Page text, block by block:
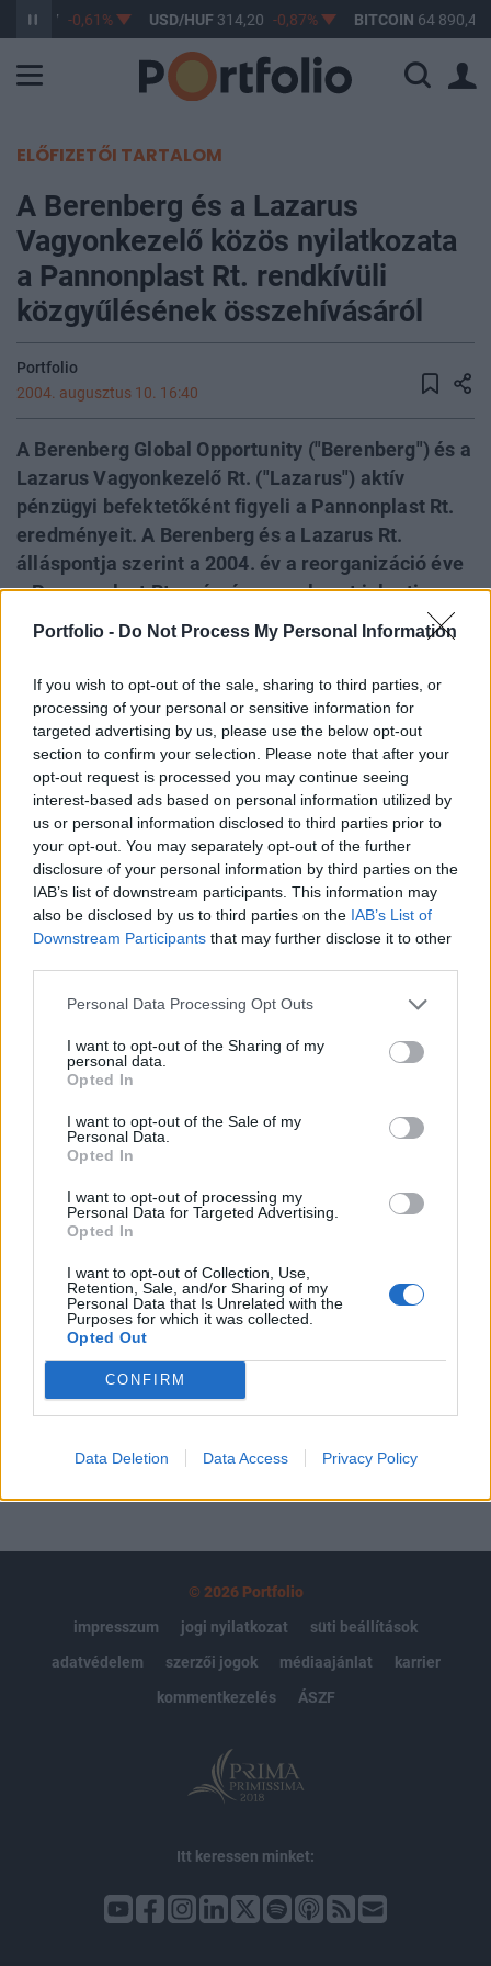
Portfolio - Do Not Process My Personal Information
If you wish to opt-out of the sale, sharing to third parties, or
processing of your personal or sensitive information for
targeted advertising by us, please use the below opt-out
section to confirm your selection. Please note that after your
opt-out request is processed you may continue seeing
interest-based ads based on personal information utilized by
us or personal information disclosed to third parties prior to
your opt-out. You may separately opt-out of the further
disclosure of your personal information by third parties on the
IAB’s list of downstream participants. This information may
also be disclosed by us to third parties on the IAB’s List of
Downstream Participants that may further disclose it to other
Personal Data Processing Opt Outs
I want to opt-out of the Sharing of my
personal data.
Opted In
I want to opt-out of the Sale of my
Personal Data.
Opted In
I want to opt-out of processing my
Personal Data for Targeted Advertising.
Opted In
I want to opt-out of Collection, Use,
Retention, Sale, and/or Sharing of my
Personal Data that Is Unrelated with the
Purposes for which it was collected.
Opted Out
CONFIRM
Data Deletion Data Access Privacy Policy
363,17 -0,61% USD/HUF314,20 -0,87% BITCOIN64 890,48
ELŐFIZETŐI TARTALOM
A Berenberg és a Lazarus
Vagyonkezelő közös nyilatkozata
a Pannonplast Rt. rendkívüli
közgyűlésének összehívásáról
Portfolio
2004. augusztus 10. 16:40
A Berenberg Global Opportunity ("Berenberg") és a
Lazarus Vagyonkezelő Rt. ("Lazarus") aktív
pénzügyi befektetőként figyeli a Pannonplast Rt.
eredményeit. A Berenberg és a Lazarus Rt.
álláspontja szerint a 2004. év a reorganizáció éve
a Pannonplast Rt. számára, amely azt jelenti a
részvényesek számára, hogy most kell
nyereséges, növekedési lehetőségeket mutató
működését- áll a két társaság közös
közleményében. A két befektető a Pannonplast
részvényeinek több mint 10%-át birtokolva hívott
össze rendkívüli közgyűlést.
A fenti reorganizáció az alábbi fontosabb kihívásokkal jár
a Társaság életében: A márciusban meghirdetett stratégia
milyen mértékben volt pontos és előkészített; A műszaki
műanyaggyártásban lehet-e nyereségesen működni; A
társaság további piacokat/ nyereséges projekteket meg
tud-e szerezni/ szerzett-e rövid időn belül; Jó-e a
motivációs rendszer, amely eddig...
KEDVES OLVASÓNK!
tartozik, melynek olvasása előfizetéses
regisztrációhoz kötött.
Az előfizetés a következőket tartalmazza:
Portfolio.hu teljes cikkarchívum
kötéslistái
MÁR ELŐFIZETŐNK VAGY?BEJELENTKEZÉS
© 2026 Portfolio
impresszum
jogi nyilatkozat
süti beállítások
adatvédelem
szerzői jogok médiaajánlat
karrier
kommentkezelés
ÁSZF
Itt keressen minket: